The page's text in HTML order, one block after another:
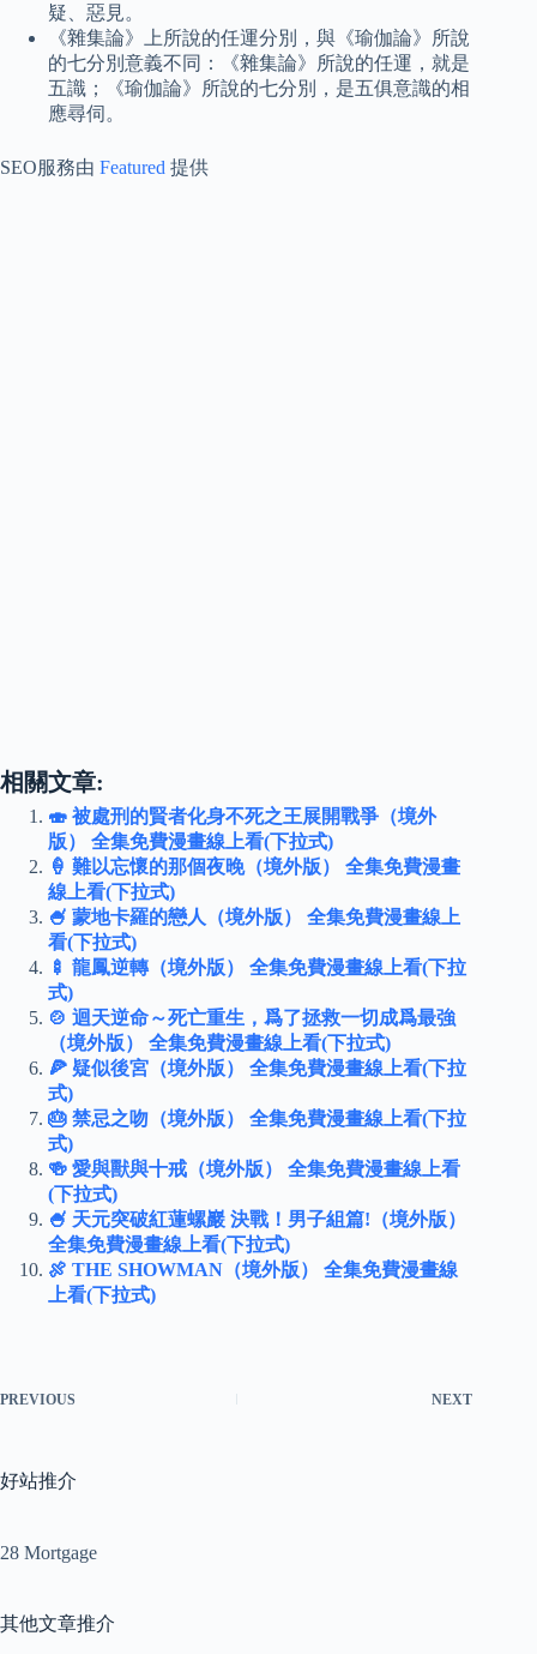
疑、惡見。
《雜集論》上所說的任運分別，與《瑜伽論》所說
的七分別意義不同：《雜集論》所說的任運，就是
五識；《瑜伽論》所說的七分別，是五俱意識的相
應尋伺。
SEO服務由 Featured 提供
相關文章:
🍣 被處刑的賢者化身不死之王展開戰爭（境外
版） 全集免費漫畫線上看(下拉式)
🍦 難以忘懷的那個夜晚（境外版） 全集免費漫畫
線上看(下拉式)
🍧 蒙地卡羅的戀人（境外版） 全集免費漫畫線上
看(下拉式)
🍢 龍鳳逆轉（境外版） 全集免費漫畫線上看(下拉
式)
🍲 迴天逆命～死亡重生，爲了拯救一切成爲最強
（境外版） 全集免費漫畫線上看(下拉式)
🍕 疑似後宮（境外版） 全集免費漫畫線上看(下拉
式)
🎂 禁忌之吻（境外版） 全集免費漫畫線上看(下拉
式)
🍻 愛與獸與十戒（境外版） 全集免費漫畫線上看
(下拉式)
🍧 天元突破紅蓮螺巖 決戰！男子組篇!（境外版）
全集免費漫畫線上看(下拉式)
🍖 THE SHOWMAN（境外版） 全集免費漫畫線
上看(下拉式)
PREVIOUS NEXT
好站推介
28 Mortgage
其他文章推介